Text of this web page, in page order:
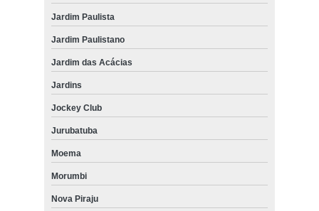
Jardim Paulista
Jardim Paulistano
Jardim das Acácias
Jardins
Jockey Club
Jurubatuba
Moema
Morumbi
Nova Piraju